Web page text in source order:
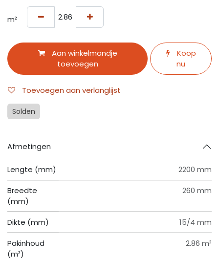
m²
Aan winkelmandje
toevoegen
Koop
nu
Toevoegen aan verlanglijst
Solden
Afmetingen
Lengte (mm) 2200 mm
Breedte
(mm)
260 mm
Dikte (mm) 15/4 mm
Pakinhoud
(m²)
2.86 m²